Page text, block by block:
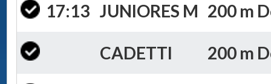
17:13 JUNIORES M 200 m
CADETTI 200 m